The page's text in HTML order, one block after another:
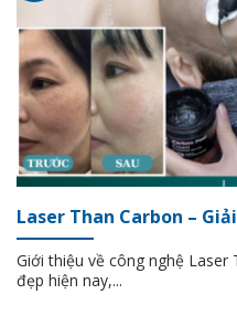
Laser Than Carbon –
Giới thiệu về công nghệ
đẹp hiện nay,...